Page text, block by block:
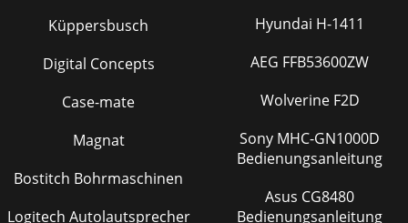
Küppersbusch
Digital Concepts
Case-mate
Magnat
Bostitch Bohrmaschinen
Logitech Autolautsprecher
Hyundai H-1411
AEG FFB53600ZW
Wolverine F2D
Sony MHC-GN1000D
Bedienungsanleitung
Asus CG8480
Bedienungsanleitung